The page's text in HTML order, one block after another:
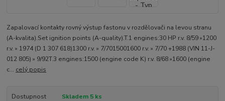
Zapalovací kontakty rovný výstup fastonu v rozdělovači na levou stranu
(A-kvalita).Set ignition points (A-quality).T.1 engines:30 HP r.v. 8/59 »1200
r.v. » 1974 (D 1 307 618)1300 r.v. » 7/7015001600 r.v. » 7/70 +1988 (VIN 11-J-
012 805) » 9/92T.3 engines:1500 (engine code K) r.v. 8/68 »1600 (engine
c... celý popis
Dostupnost Skladem 5 ks